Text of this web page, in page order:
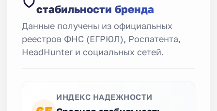
стабильности бренда
Данные получены из официальных
реестров ФНС (ЕГРЮЛ), Роспатента,
HeadHunter и социальных сетей.
ИНДЕКС НАДЕЖНОСТИ